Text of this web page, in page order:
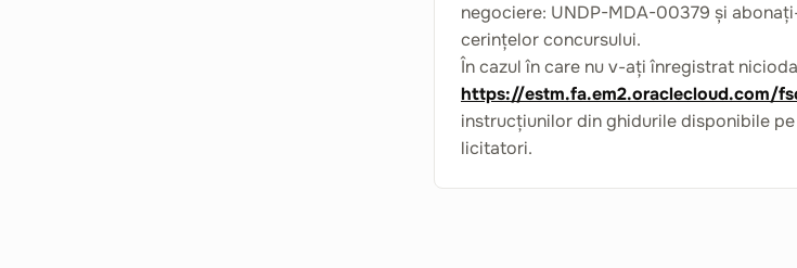
negociere: UNDP-MDA-00379 și
cerințelor concursului.
În cazul în care nu v-ați înregistrat
https://estm.fa.em2.oraclecloud.com/
instrucțiunilor din ghidurile disponibile
licitatori.